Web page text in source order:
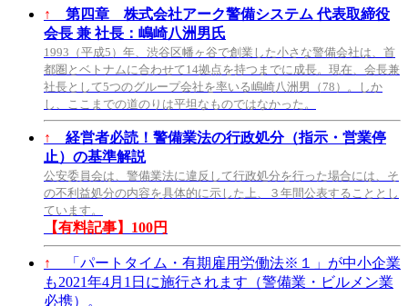
↑
第四章 株式会社アーク警備システム 代表取締役
会長 兼 社長：嶋崎八洲男氏
1993（平成5）年、渋谷区幡ヶ谷で創業した小さな警備会社は、首
都圏とベトナムに合わせて14拠点を持つまでに成長。現在、会長兼
社長として5つのグループ会社を率いる嶋崎八洲男（78）。しか
し、ここまでの道のりは平坦なものではなかった。
↑
経営者必読！警備業法の行政処分（指示・営業停
止）の基準解説
公安委員会は、警備業法に違反して行政処分を行った場合には、そ
の不利益処分の内容を具体的に示した上、３年間公表することとし
ています。
【有料記事】100円
↑
「パートタイム・有期雇用労働法※１」が中小企業
も2021年4月1日に施行されます（警備業・ビルメン業
必携）。